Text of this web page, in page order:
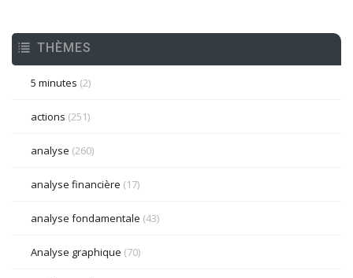
THÈMES
5 minutes (2)
actions (251)
analyse (260)
analyse financière (17)
analyse fondamentale (43)
Analyse graphique (70)